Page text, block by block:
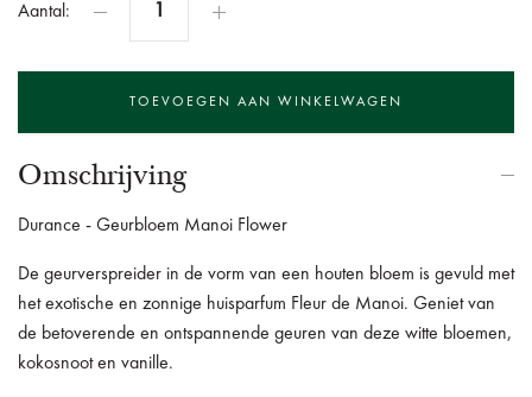
Aantal:
Omschrijving
Durance - Geurbloem Manoi Flower
De geurverspreider in de vorm van een houten bloem is gevuld met
het exotische en zonnige huisparfum Fleur de Manoi. Geniet van
de betoverende en ontspannende geuren van deze witte bloemen,
kokosnoot en vanille.